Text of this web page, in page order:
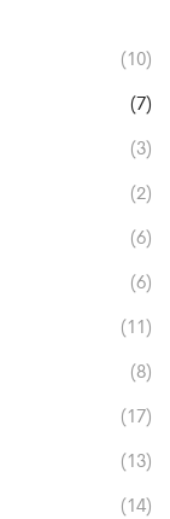
(10)
(7)
(3)
(2)
(6)
(6)
(11)
(8)
(17)
(13)
(14)